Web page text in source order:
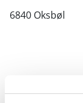
6840 Oksbøl